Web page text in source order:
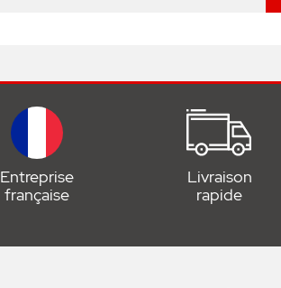
Entreprise
française
Livraison
rapide